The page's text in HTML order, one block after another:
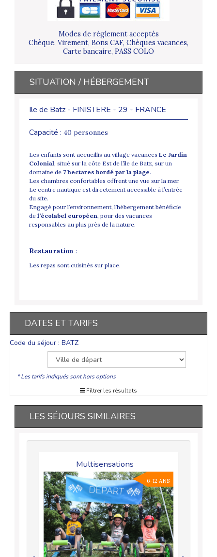
Modes de règlement acceptés
Chèque, Virement, Bons CAF, Chèques vacances,
Carte bancaire, PASS COLO
SITUATION / HÉBERGEMENT
Ile de Batz - FINISTERE - 29 - FRANCE
Capacité : 40 personnes
Les enfants sont accueillis au village vacances Le Jardin
Colonial, situé sur la côte Est de l’île de Batz, sur un
domaine de 7 hectares bordé par la plage.
Les chambres confortables offrent une vue sur la mer.
Le centre nautique est directement accessible à l’entrée
du site.
Engagé pour l’environnement, l’hébergement bénéficie
de l’écolabel européen, pour des vacances
responsables au plus près de la nature.
Restauration :
Les repas sont cuisinés sur place.
DATES ET TARIFS
Code du séjour : BATZ
* Les tarifs indiqués sont hors options
Filtrer les résultats
LES SÉJOURS SIMILAIRES
Multisensations
6-12 ANS